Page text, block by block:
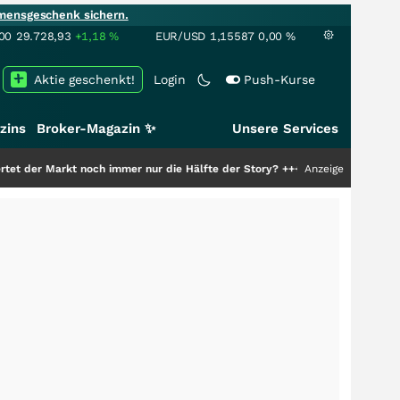
sichern.
29.728,93 +1,18% EUR/USD 1,15587 0,00 %
Login Push-Kurse
Aktie geschenkt!
Broker-Magazin ✨ Unsere Services
noch immer nur die Hälfte der Story?+++ Anzeige